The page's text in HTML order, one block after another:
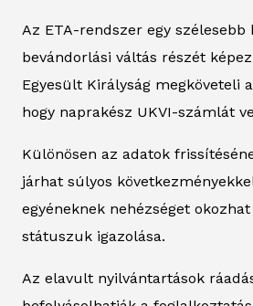
Az ETA-rendszer egy szélesebb
bevándorlási váltás részét
Egyesült Királyság megköveteli
hogy naprakész UKVI-számlát
Különösen az adatok
járhat súlyos
egyéneknek nehézséget
státuszuk igazolása.
Az elavult nyilvántartások